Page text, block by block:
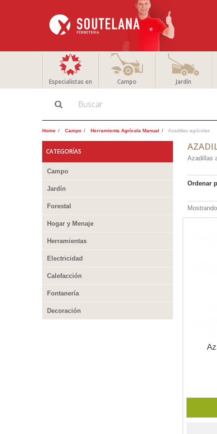
Especialistas en Campo Jardín
Home Campo Herramienta Agrícola Manual Azadillas agrícolas
CATEGORÍAS
Campo
Jardín
Forestal
Hogar y Menaje
Herramientas
Electricidad
Calefacción
Fontanería
Decoración
Azadillas
Ordenar